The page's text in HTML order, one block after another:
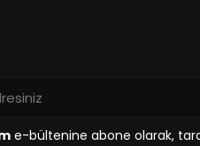
e-bültenine abone olarak,